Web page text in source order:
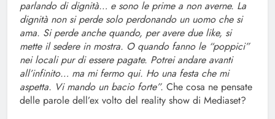
parlando di dignità… e sono le prime a non averne. La
dignità non si perde solo perdonando un uomo che si
ama. Si perde anche quando, per avere due like, si
mette il sedere in mostra. O quando fanno le “poppici”
nei locali pur di essere pagate. Potrei andare avanti
all’infinito… ma mi fermo qui. Ho una festa che mi
aspetta. Vi mando un bacio forte”. Che cosa ne pensate
delle parole dell’ex volto del reality show di Mediaset?